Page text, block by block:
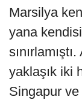
Marsilya
yana
yaklaşık iki
Singapur